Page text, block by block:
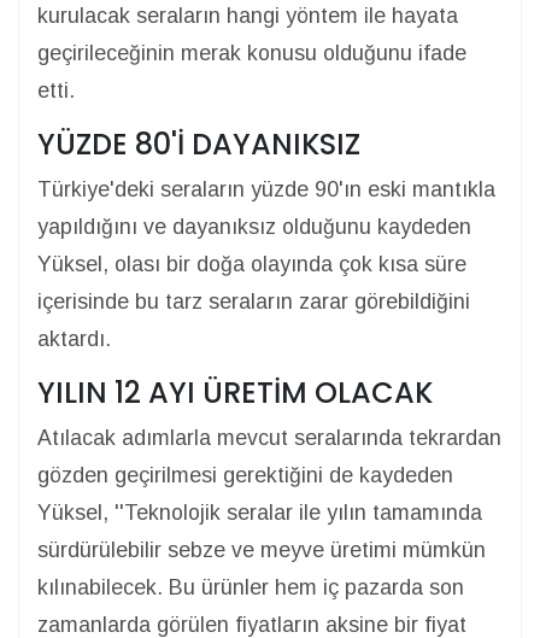
kurulacak seraların hangi yöntem ile hayata
geçirileceğinin merak konusu olduğunu ifade
etti.
YÜZDE 80'İ DAYANIKSIZ
Türkiye'deki seraların yüzde 90'ın eski mantıkla
yapıldığını ve dayanıksız olduğunu kaydeden
Yüksel, olası bir doğa olayında çok kısa süre
içerisinde bu tarz seraların zarar görebildiğini
aktardı.
YILIN 12 AYI ÜRETİM OLACAK
Atılacak adımlarla mevcut seralarında tekrardan
gözden geçirilmesi gerektiğini de kaydeden
Yüksel, ''Teknolojik seralar ile yılın tamamında
sürdürülebilir sebze ve meyve üretimi mümkün
kılınabilecek. Bu ürünler hem iç pazarda son
zamanlarda görülen fiyatların aksine bir fiyat